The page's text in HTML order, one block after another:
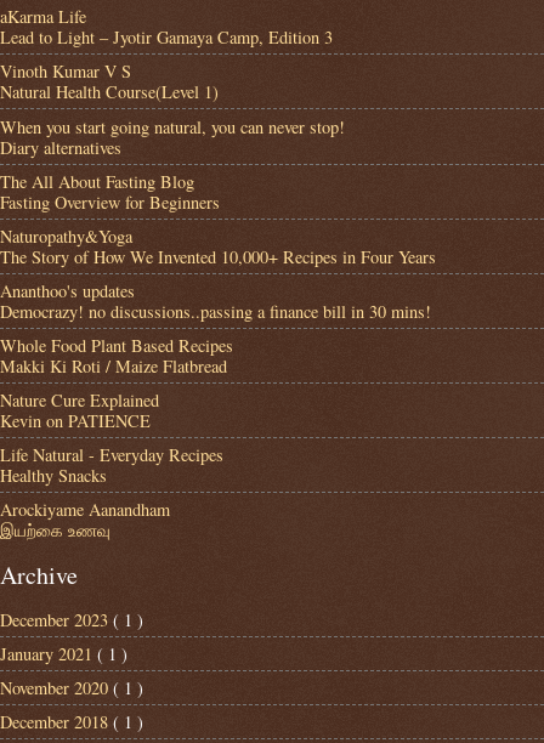
aKarma Life
Lead to Light – Jyotir Gamaya Camp, Edition 3
Vinoth Kumar V S
Natural Health Course(Level 1)
When you start going natural, you can never stop!
Diary alternatives
The All About Fasting Blog
Fasting Overview for Beginners
Naturopathy&Yoga
The Story of How We Invented 10,000+ Recipes in Four Years
Ananthoo's updates
Democrazy! no discussions..passing a finance bill in 30 mins!
Whole Food Plant Based Recipes
Makki Ki Roti / Maize Flatbread
Nature Cure Explained
Kevin on PATIENCE
Life Natural - Everyday Recipes
Healthy Snacks
Arockiyame Aanandham
இயற்கை உணவு
Archive
December 2023 ( 1 )
January 2021 ( 1 )
November 2020 ( 1 )
December 2018 ( 1 )